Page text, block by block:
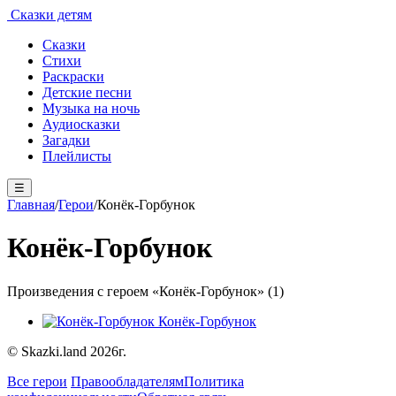
Сказки детям
Сказки
Стихи
Раскраски
Детские песни
Музыка на ночь
Аудиосказки
Загадки
Плейлисты
☰
Главная/Герои/Конёк-Горбунок
Конёк-Горбунок
Произведения с героем «Конёк-Горбунок» (1)
Конёк-Горбунок
© Skazki.land 2026г.
Все герои ПравообладателямПолитика